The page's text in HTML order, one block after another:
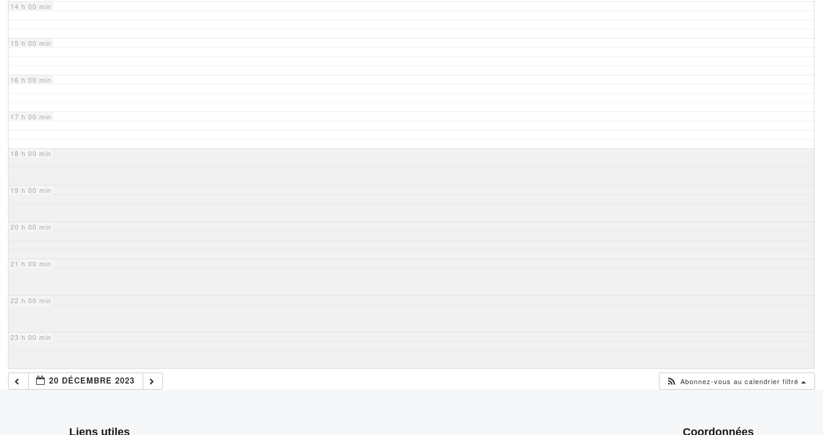
14 h 00 min
15 h 00 min
16 h 00 min
17 h 00 min
18 h 00 min
19 h 00 min
20 h 00 min
21 h 00 min
22 h 00 min
23 h 00 min
20 DÉCEMBRE 2023 Abonnez-vous au calendrier filtré
Liens utiles Coordonnées